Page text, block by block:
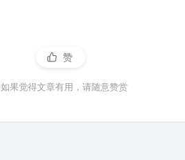
赞
如果觉得文章有用，请随意赞赏